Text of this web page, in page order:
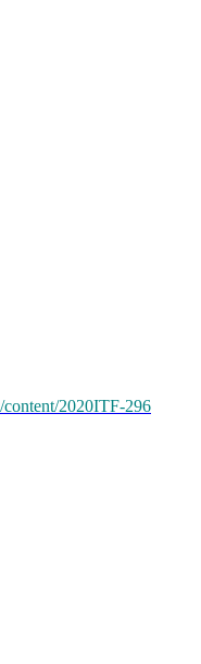
content/2020ITF-296